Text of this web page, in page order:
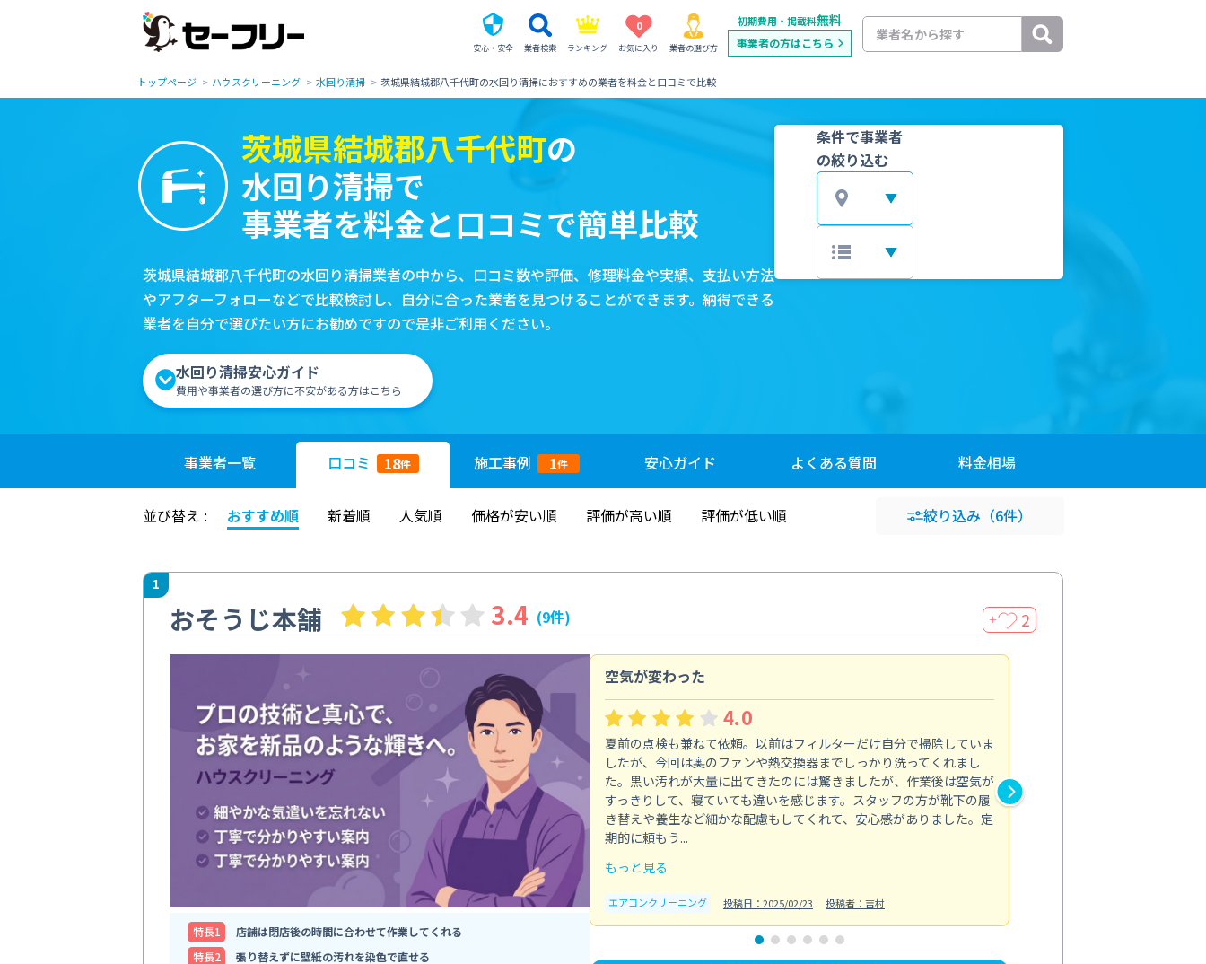
安心・安全 業者検索 ランキング
0
お気に入り 業者の選び方
初期費用・掲載料無料
事業者の方はこちら
トップページ ハウスクリーニング 水回り清掃 茨城県結城郡八千代町の水回り清掃におすすめの業者を料金と口コミで比較
茨城県結城郡八千代町の
水回り清掃で
事業者を料金と口コミで簡単比較
茨城県結城郡八千代町の水回り清掃業者の中から、口コミ数や評価、修理料金や実績、支払い方法
やアフターフォローなどで比較検討し、自分に合った業者を見つけることができます。納得できる
業者を自分で選びたい方にお勧めですので是非ご利用ください。
水回り清掃安心ガイド
費用や事業者の選び方に不安がある方はこちら
条件で事業者
の絞り込む
事業者一覧 口コミ 18件 施工事例 1件 安心ガイド よくある質問 料金相場
並び替え : おすすめ順 新着順 人気順 価格が安い順 評価が高い順 評価が低い順 絞り込み （6件）
1
おそうじ本舗 3.4 (9件) ＋ 2
特⻑1
店舗は閉店後の時間に合わせて作業してくれる
特⻑2
張り替えずに壁紙の汚れを染色で直せる
空気が変わった
4.0
夏前の点検も兼ねて依頼。以前はフィルターだけ自分で掃除していま
したが、今回は奥のファンや熱交換器までしっかり洗ってくれまし
た。黒い汚れが大量に出てきたのには驚きましたが、作業後は空気が
すっきりして、寝ていても違いを感じます。スタッフの方が靴下の履
き替えや養生など細かな配慮もしてくれて、安心感がありました。定
期的に頼もう...
もっと見る
エアコンクリーニング 投稿日：2025/02/23 投稿者：吉村